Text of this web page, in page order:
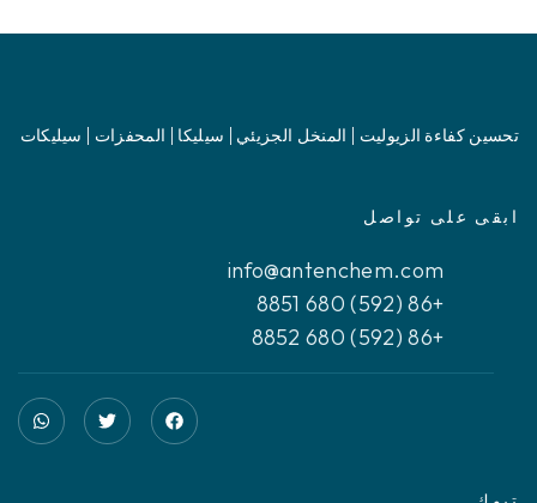
تحسين كفاءة الزيوليت | المنخل الجزيئي | سيليكا | المحفزات | سيليكات
ابقى على تواصل
info@antenchem.com
+86 (592) 680 8851
+86 (592) 680 8852